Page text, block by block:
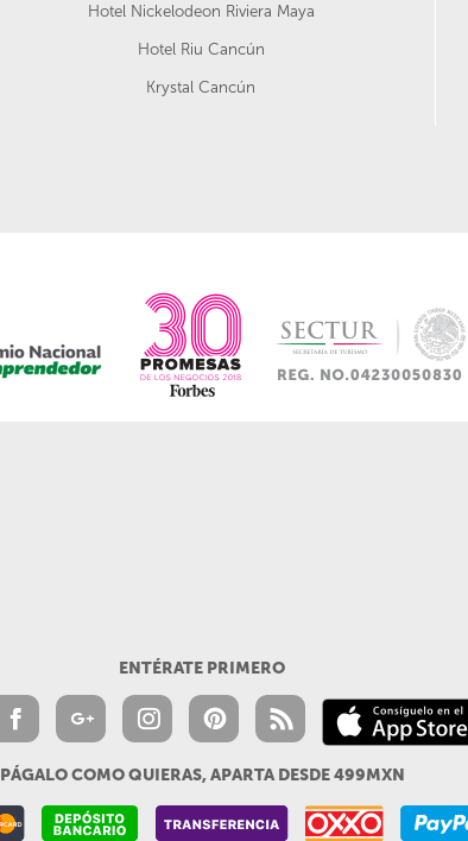
Hotel Nickelodeon Riviera Maya
Hotel Riu Cancún
Krystal Cancún
ENTÉRATE PRIMERO
PÁGALO COMO QUIERAS, APARTA DESDE 499MXN